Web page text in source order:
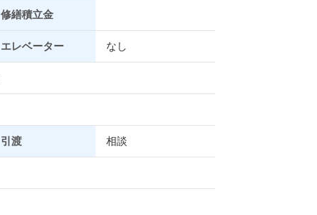
修繕積立金
エレベーター なし
引渡 相談